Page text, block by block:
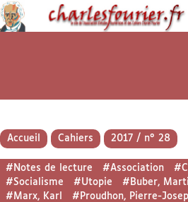
Accueil Cahiers 2017 / n° 28
#Notes de lecture #Association
#Socialisme
#Utopie #Buber,
#Marx, Karl
#Proudhon, Pierre-